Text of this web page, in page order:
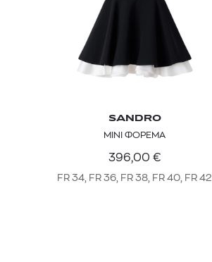
SANDRO
ΜΙΝΙ ΦΟΡΕΜΑ
396,00 €
FR 34, FR 36, FR 38, FR 40, FR 42